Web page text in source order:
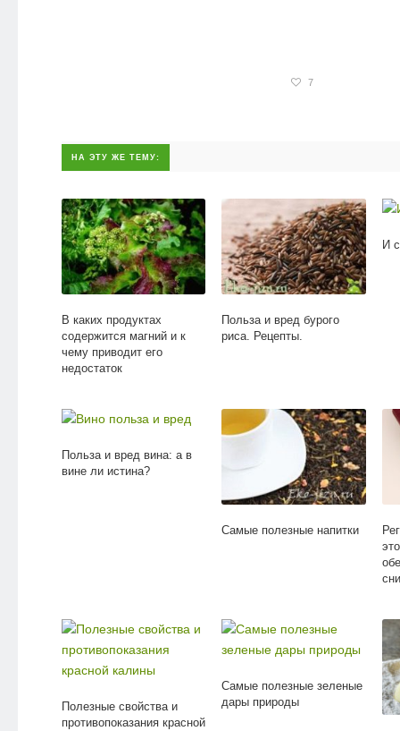
7
НА ЭТУ ЖЕ ТЕМУ:
В каких продуктах
содержится магний и к
чему приводит его
недостаток
Польза и вред бурого
риса. Рецепты.
И
Польза и вред вина: а в
вине ли истина?
Самые полезные напитки
Полезные свойства и
противопоказания красной
Самые полезные зеленые
дары природы